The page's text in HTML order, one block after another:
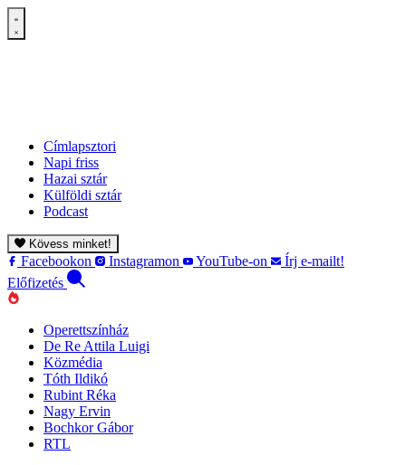
Címlapsztori
Napi friss
Hazai sztár
Külföldi sztár
Podcast
Kövess minket!
Facebookon Instagramon YouTube-on
Írj e-mailt!
Előfizetés
Operettszínház
De Re Attila Luigi
Közmédia
Tóth Ildikó
Rubint Réka
Nagy Ervin
Bochkor Gábor
RTL